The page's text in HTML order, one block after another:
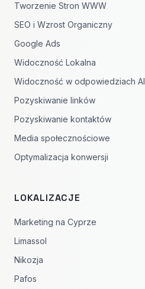
Tworzenie Stron WWW
SEO i Wzrost Organiczny
Google Ads
Widoczność Lokalna
Widoczność w odpowiedziach AI
Pozyskiwanie linków
Pozyskiwanie kontaktów
Media społecznościowe
Optymalizacja konwersji
LOKALIZACJE
Marketing na Cyprze
Limassol
Nikozja
Pafos